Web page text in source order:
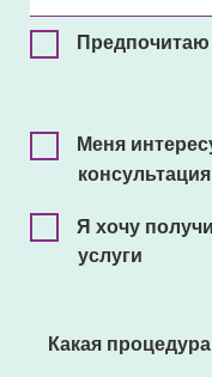
Предпочитаю
Меня
Я хочу
услуги
Какая